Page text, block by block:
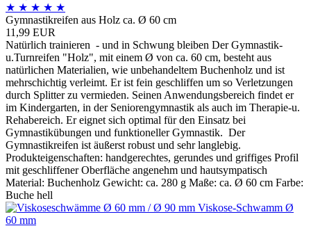
★ ★ ★ ★ ★
Gymnastikreifen aus Holz ca. Ø 60 cm
11,99 EUR
Natürlich trainieren - und in Schwung bleiben Der Gymnastik-
u.Turnreifen "Holz", mit einem Ø von ca. 60 cm, besteht aus
natürlichen Materialien, wie unbehandeltem Buchenholz und ist
mehrschichtig verleimt. Er ist fein geschliffen um so Verletzungen
durch Splitter zu vermieden. Seinen Anwendungsbereich findet er
im Kindergarten, in der Seniorengymnastik als auch im Therapie-u.
Rehabereich. Er eignet sich optimal für den Einsatz bei
Gymnastikübungen und funktioneller Gymnastik. Der
Gymnastikreifen ist äußerst robust und sehr langlebig.
Produkteigenschaften: handgerechtes, gerundes und griffiges Profil
mit geschliffener Oberfläche angenehm und hautsympatisch
Material: Buchenholz Gewicht: ca. 280 g Maße: ca. Ø 60 cm Farbe:
Buche hell